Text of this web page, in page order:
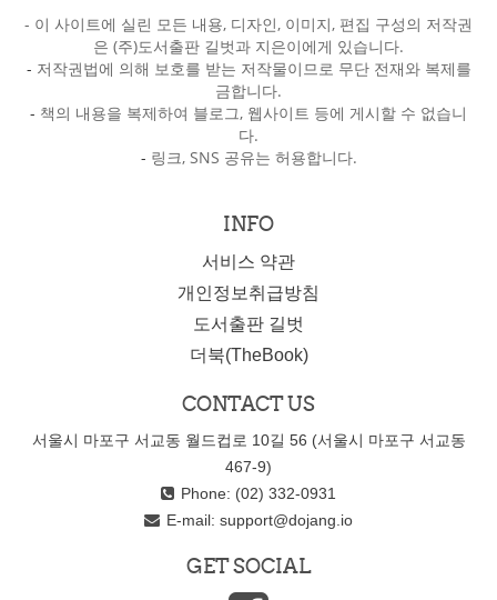
- 이 사이트에 실린 모든 내용, 디자인, 이미지, 편집 구성의 저작권
은 (주)도서출판 길벗과 지은이에게 있습니다.
- 저작권법에 의해 보호를 받는 저작물이므로 무단 전재와 복제를
금합니다.
- 책의 내용을 복제하여 블로그, 웹사이트 등에 게시할 수 없습니
다.
- 링크, SNS 공유는 허용합니다.
INFO
서비스 약관
개인정보취급방침
도서출판 길벗
더북(TheBook)
CONTACT US
서울시 마포구 서교동 월드컵로 10길 56 (서울시 마포구 서교동
467-9)
Phone: (02) 332-0931
E-mail: support@dojang.io
GET SOCIAL